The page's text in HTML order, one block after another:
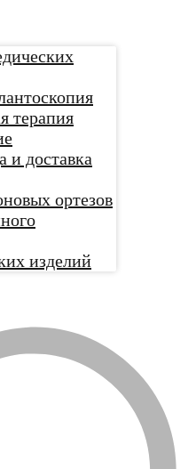
терапия
и доставка
ортезов
изделий